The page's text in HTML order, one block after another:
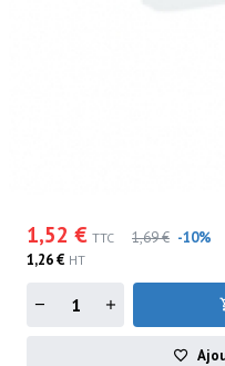
1,52 € TTC 1,69 € -10%
1,26 € HT